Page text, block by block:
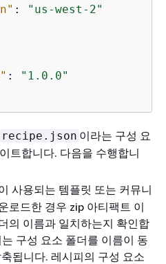
:
"us-west-2"
:
"1.0.0"
recipe.json 이라는 구성 요
트합니다. 다음을 수행합니
사용되는 템플릿 또는 커뮤니
로드한 경우 zip 아티팩트 이
의 이름과 일치하는지 확인합
는 구성 요소 폴더를 이름이 동
됩니다. 레시피의 구성 요소